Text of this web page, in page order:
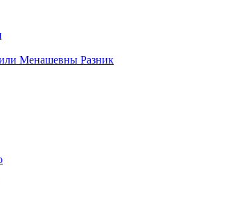
Менашевны Разник